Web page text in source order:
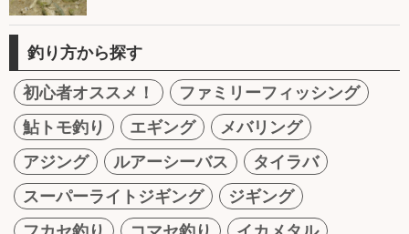
釣り方から探す
初心者オススメ！
ファミリーフィッシング
鮎トモ釣り
エギング
メバリング
アジング
ルアーシーバス
タイラバ
スーパーライトジギング
ジギング